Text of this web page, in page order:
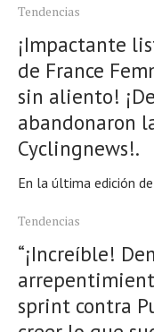
Tendencias
¡Impactante
de France
sin aliento!
abandonaron
Cyclingnews!.
En la última edición
Tendencias
“¡Increíble!
sprint contra